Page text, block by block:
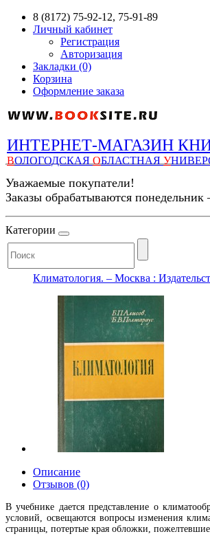
8 (8172) 75-92-12, 75-91-89
Личный кабинет
Регистрация
Авторизация
Закладки (0)
Корзина
Оформление заказа
ИНТЕРНЕТ-МАГАЗИН
ВОЛОГОДСКАЯ ОБЛАСТНАЯ У
Уважаемые покупатели!
Заказы обрабатываются
Категории
Климатология. – Москва :
Описание
Отзывов (0)
В учебнике дается представление о
условий, освещаются вопросы изменения
страницы, потертые края обложки,